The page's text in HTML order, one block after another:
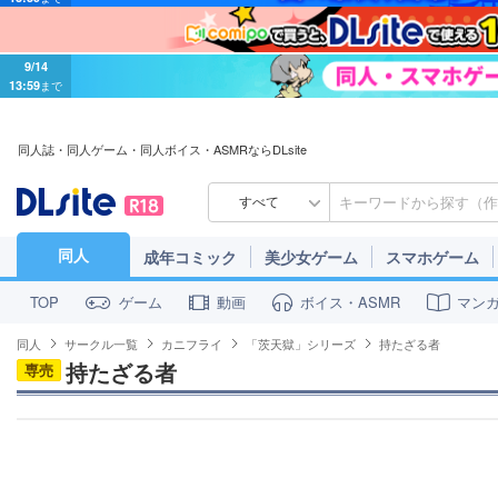
9/14
13:59 まで
同人誌・同人ゲーム・同人ボイス・ASMRならDLsite
すべて
同人 成年コミック 美少女ゲーム スマホゲーム
TOP ゲーム 動画 ボイス・ASMR マン
同人 サークル一覧 カニフライ 「茨天獄」シリーズ 持たざる者
専売 持たざる者